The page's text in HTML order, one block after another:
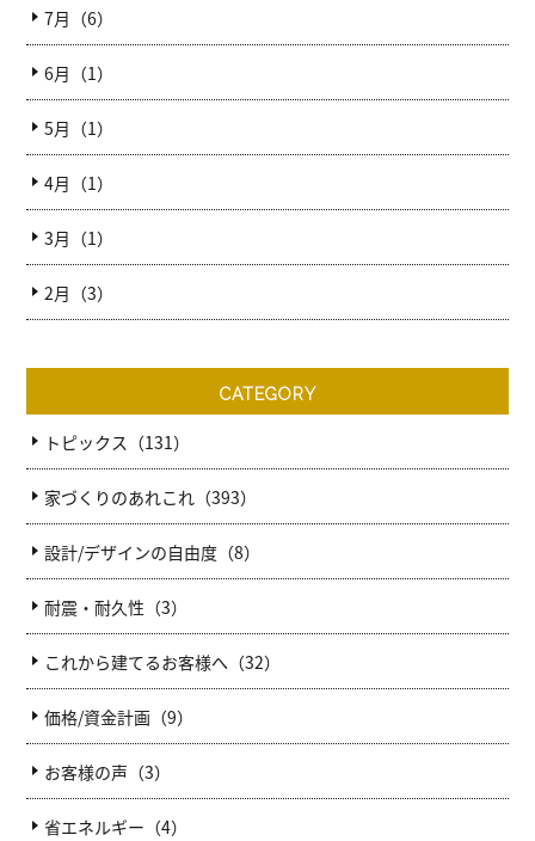
7月（6）
6月（1）
5月（1）
4月（1）
3月（1）
2月（3）
CATEGORY
トピックス（131）
家づくりのあれこれ（393）
設計/デザインの自由度（8）
耐震・耐久性（3）
これから建てるお客様へ（32）
価格/資金計画（9）
お客様の声（3）
省エネルギー（4）